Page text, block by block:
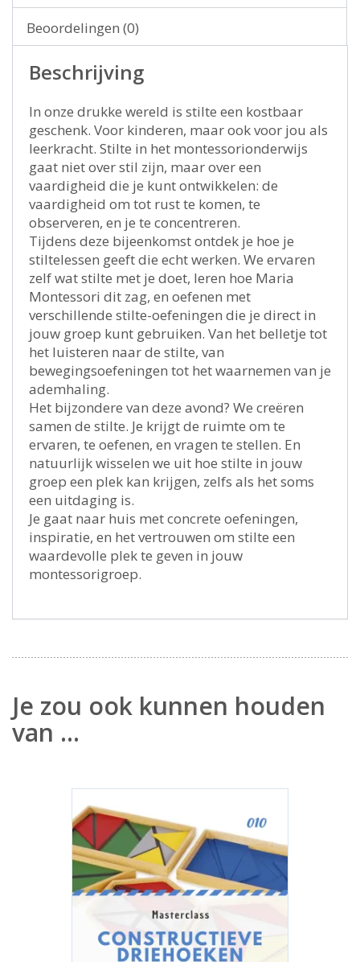
Beoordelingen (0)
Beschrijving
In onze drukke wereld is stilte een kostbaar
geschenk. Voor kinderen, maar ook voor jou als
leerkracht. Stilte in het montessorionderwijs
gaat niet over stil zijn, maar over een
vaardigheid die je kunt ontwikkelen: de
vaardigheid om tot rust te komen, te
observeren, en je te concentreren.
Tijdens deze bijeenkomst ontdek je hoe je
stiltelessen geeft die echt werken. We ervaren
zelf wat stilte met je doet, leren hoe Maria
Montessori dit zag, en oefenen met
verschillende stilte-oefeningen die je direct in
jouw groep kunt gebruiken. Van het belletje tot
het luisteren naar de stilte, van
bewegingsoefeningen tot het waarnemen van je
ademhaling.
Het bijzondere van deze avond? We creëren
samen de stilte. Je krijgt de ruimte om te
ervaren, te oefenen, en vragen te stellen. En
natuurlijk wisselen we uit hoe stilte in jouw
groep een plek kan krijgen, zelfs als het soms
een uitdaging is.
Je gaat naar huis met concrete oefeningen,
inspiratie, en het vertrouwen om stilte een
waardevolle plek te geven in jouw
montessorigroep.
Je zou ook kunnen houden
van …